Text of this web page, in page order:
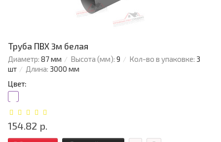
Труба ПВХ 3м белая
Диаметр: 87 мм Высота (мм): 9 Кол-во в упаковке: 3
шт
Длина: 3000 мм
Цвет:
154.82 р.